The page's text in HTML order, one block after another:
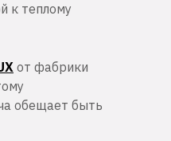
к теплому
от фабрики
обещает быть